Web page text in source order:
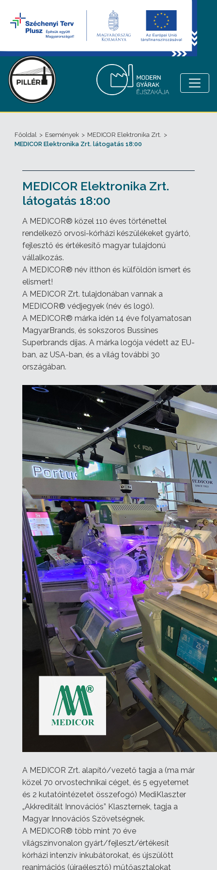
Főoldal > Események > MEDICOR Elektronika Zrt. >
MEDICOR Elektronika Zrt. látogatás 18:00
MEDICOR Elektronika Zrt.
látogatás 18:00
A MEDICOR® közel 110 éves történettel
rendelkező orvosi-kórházi készülékeket gyártó,
fejlesztő és értékesítő magyar tulajdonú
vállalkozás.
A MEDICOR® név itthon és külföldön ismert és
elismert!
A MEDICOR Zrt. tulajdonában vannak a
MEDICOR® védjegyek (név és logó).
A MEDICOR® márka idén 14 éve folyamatosan
MagyarBrands, és sokszoros Bussines
Superbrands díjas. A márka logója védett az EU-
ban, az USA-ban, és a világ további 30
országában.
A MEDICOR Zrt. alapító/vezető tagja a (ma már
közel 70 orvostechnikai céget, és 5 egyetemet
és 2 kutatóintézetet összefogó) MediKlaszter
„Akkreditált Innovációs” Klaszternek, tagja a
Magyar Innovációs Szövetségnek.
A MEDICOR® több mint 70 éve
világszínvonalon gyárt/fejleszt/értékesít
kórházi intenzív inkubátorokat, és újszülött
reanimációs (újraélesztő) műtőasztalokat